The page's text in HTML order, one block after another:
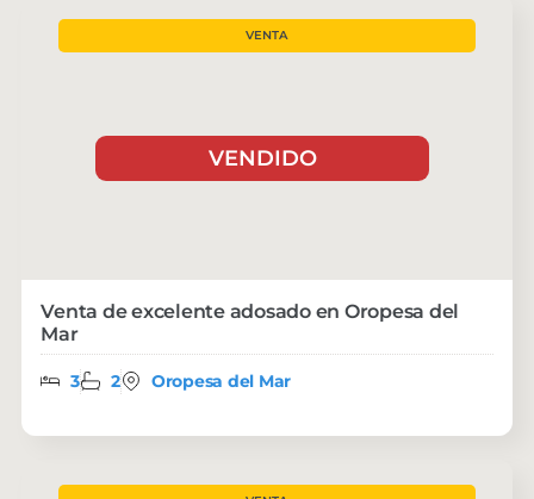
VENDIDO
VENTA
Venta de excelente adosado en Oropesa del
Mar
3 2 Oropesa del Mar